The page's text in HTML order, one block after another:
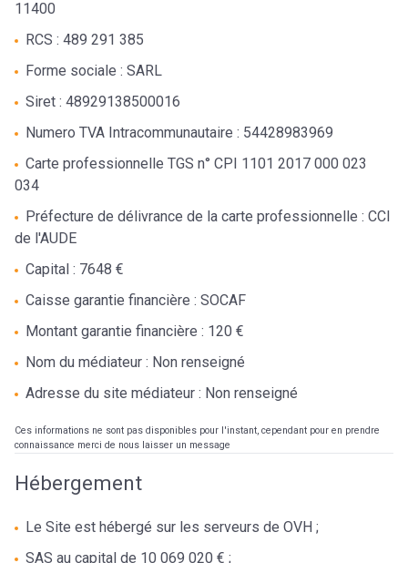
contact
11400
RCS : 489 291 385
Forme sociale : SARL
Siret : 48929138500016
Numero TVA Intracommunautaire : 54428983969
Carte professionnelle TGS n° CPI 1101 2017 000 023
034
Préfecture de délivrance de la carte professionnelle : CCI
de l'AUDE
Capital : 7648 €
Caisse garantie financière : SOCAF
Montant garantie financière : 120 €
Nom du médiateur : Non renseigné
Adresse du site médiateur : Non renseigné
Ces informations ne sont pas disponibles pour l'instant, cependant pour en prendre
connaissance merci de nous laisser un message
Hébergement
Le Site est hébergé sur les serveurs de OVH ;
SAS au capital de 10 069 020 € ;